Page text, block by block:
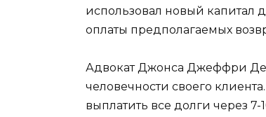
использовал новый
оплаты предполагаемых
Адвокат Джонса Джеффри
человечности своего
выплатить все долги через